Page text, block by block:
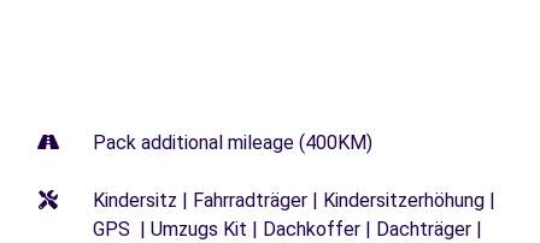
Pack additional mileage (400KM)
Kindersitz | Fahrradträger | Kindersitzerhöhung |
GPS | Umzugs Kit | Dachkoffer | Dachträger |